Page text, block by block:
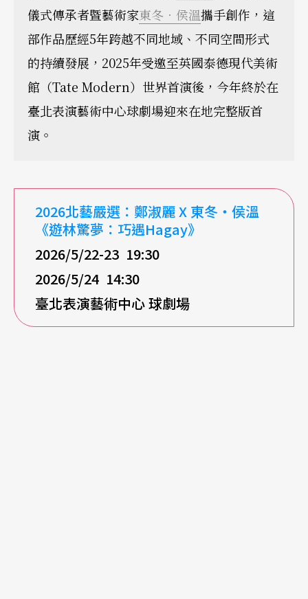
儀式傳承者暨藝術家東冬．侯溫攜手創作，這
部作品歷經5年跨越不同地域、不同空間形式
的持續發展，2025年受邀至英國泰德現代美術
館（Tate Modern）世界首演後，今年終於在
臺北表演藝術中心球劇場迎來在地完整版首
演。
2026北藝嚴選：鄭淑麗 X 東冬・侯溫
《遊林驚夢：巧遇Hagay》
2026/5/22-23 19:30
2026/5/24 14:30
臺北表演藝術中心球劇場